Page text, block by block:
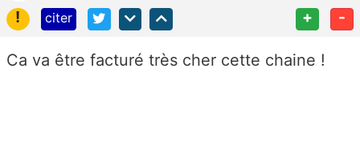
!
citer + -
Ca va être facturé très cher cette chaine !